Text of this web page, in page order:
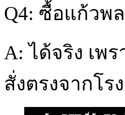
Q4: ซื้อแก้วพ
A: ได้จริง เพ
สั่งตรงจากโร